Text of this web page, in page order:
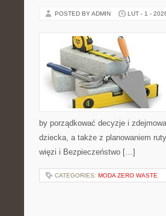
POSTED BY ADMIN LUT - 1 -
by porządkować decyzje i
dziecka, a także z planowaniem
więzi i Bezpieczeństwo […]
CATEGORIES: MODA ZERO WASTE